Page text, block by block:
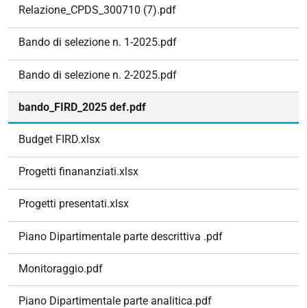
Relazione_CPDS_300710 (7).pdf
Bando di selezione n. 1-2025.pdf
Bando di selezione n. 2-2025.pdf
bando_FIRD_2025 def.pdf
Budget FIRD.xlsx
Progetti finananziati.xlsx
Progetti presentati.xlsx
Piano Dipartimentale parte descrittiva .pdf
Monitoraggio.pdf
Piano Dipartimentale parte analitica.pdf